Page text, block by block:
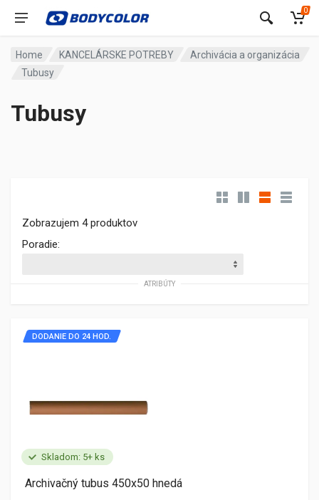
0
Home KANCELÁRSKE POTREBY
Archivácia a organizácia
Tubusy
Tubusy
Zobrazujem 4 produktov
Poradie:
ATRIBÚTY
Skladom: 5+ ks
DODANIE DO 24 HOD.
Archivačný tubus 450x50 hnedá